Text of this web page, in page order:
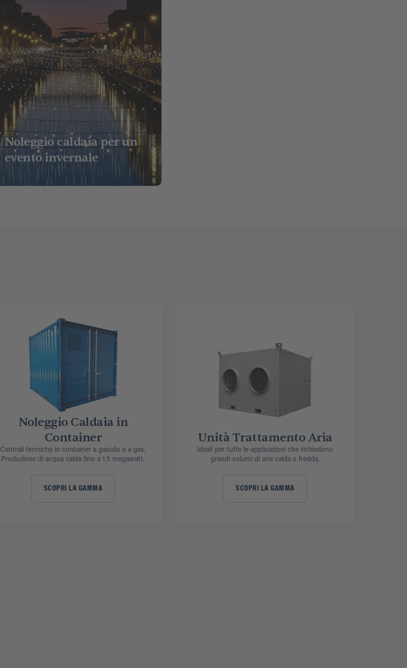
Noleggio caldaia per un
evento invernale
Noleggio Caldaia in
Container
Centrali termiche in container a gasolio e a gas.
Produzione di acqua calda fino a 1.5 megawatt.
SCOPRI LA GAMMA
Unità Trattamento Aria
Ideali per tutte le applicazioni che richiedono
grandi volumi di aria calda o fredda.
SCOPRI LA GAMMA